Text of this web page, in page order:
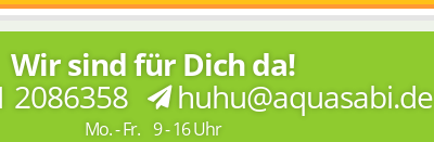
Wir sind für Dich da!
2086358 huhu@aquasabi.de
Mo. - Fr. 9 - 16 Uhr